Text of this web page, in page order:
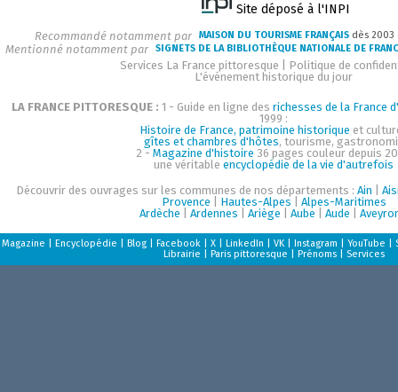
Site déposé à l'INPI
Recommandé notamment par MAISON DU TOURISME FRANÇAIS dès
Mentionné notamment par SIGNETS DE LA BIBLIOTHÈQUE NATIONALE DE
Services La France pittoresque
Politique de
L'événement historique du jour
LA FRANCE PITTORESQUE : 1 - Guide en ligne des richesses de la France
1999 :
Histoire de France, patrimoine historique et
gîtes et chambres d'hôtes, tourisme,
2 - Magazine d'histoire 36 pages couleur depuis
une véritable encyclopédie de la vie d'autrefois
Découvrir des ouvrages sur les communes de nos départements : Ain
Provence
Hautes-Alpes
Alpes-Maritimes
Ardèche
Ardennes Ariège Aube Aude
Magazine Encyclopédie Blog| Facebook| X| LinkedIn VK| Instagram YouTube
Librairie
Paris pittoresque Prénoms| Services